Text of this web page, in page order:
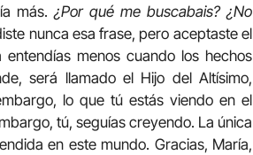
más.¿Por qué me buscabais? ¿No
nunca esa frase, pero aceptaste el
menos cuando los hechos
será llamado el Hijo del Altísimo,
lo que tú estás viendo en el
tú, seguías creyendo. La única
en este mundo. Gracias, María,